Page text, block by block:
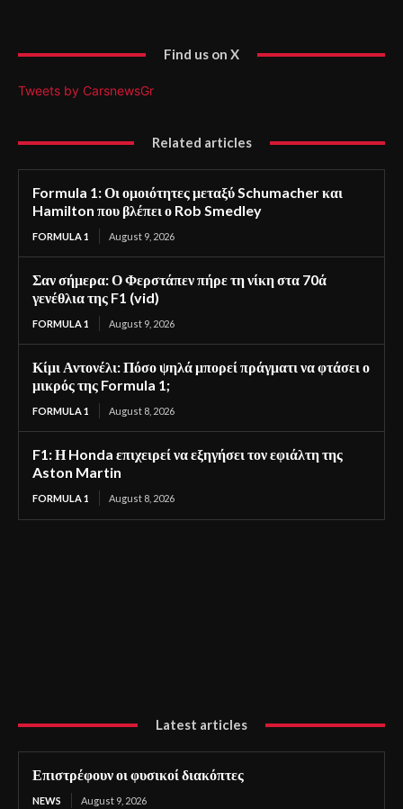
Find us on X
Tweets by CarsnewsGr
Related articles
Formula 1: Οι ομοιότητες μεταξύ Schumacher και
Hamilton που βλέπει ο Rob Smedley
FORMULA 1 August 9, 2026
Σαν σήμερα: Ο Φερστάπεν πήρε τη νίκη στα 70ά
γενέθλια της F1 (vid)
FORMULA 1 August 9, 2026
Κίμι Αντονέλι: Πόσο ψηλά μπορεί πράγματι να φτάσει ο
μικρός της Formula 1;
FORMULA 1 August 8, 2026
F1: Η Honda επιχειρεί να εξηγήσει τον εφιάλτη της
Aston Martin
FORMULA 1 August 8, 2026
Latest articles
Επιστρέφουν οι φυσικοί διακόπτες
NEWS August 9, 2026